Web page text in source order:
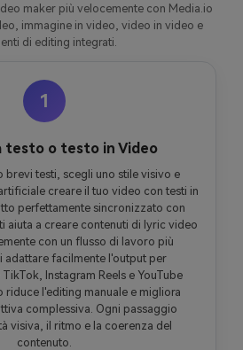
maker più velocemente con Media.io
immagine in video, video in video e
di editing integrati.
1
testo o testo in Video
brevi testi, scegli uno stile visivo e
creare il tuo video con testi in
perfettamente sincronizzato con
aiuta a creare contenuti di lyric video
con un flusso di lavoro più
adattare facilmente l'output per
Instagram Reels e YouTube
riduce l'editing manuale e migliora
complessiva. Ogni passaggio
visiva, il ritmo e la coerenza del
contenuto.